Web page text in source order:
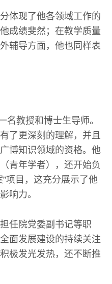
体现了他各领域工作的
成绩斐然；在教学质量
辅导方面，他也同样表
名教授和博士生导师。
了更深刻的理解，并且
博知识领域的资格。他
青年学者），还开始负
项目，这充分展示了他
响力。
任院党委副书记等职
面发展建设的持续关注
极发光发热，还不断推